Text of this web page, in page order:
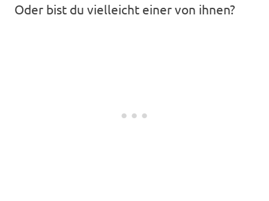
Oder bist du vielleicht einer von ihnen?